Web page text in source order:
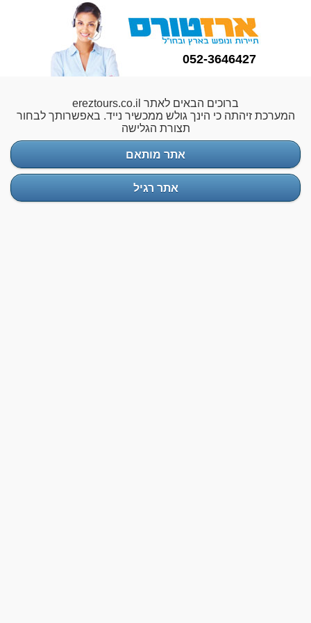
052-3646427
ברוכים הבאים לאתר ereztours.co.il
המערכת זיהתה כי הינך גולש ממכשיר נייד. באפשרותך לבחור
תצורת הגלישה
אתר מותאם
אתר רגיל